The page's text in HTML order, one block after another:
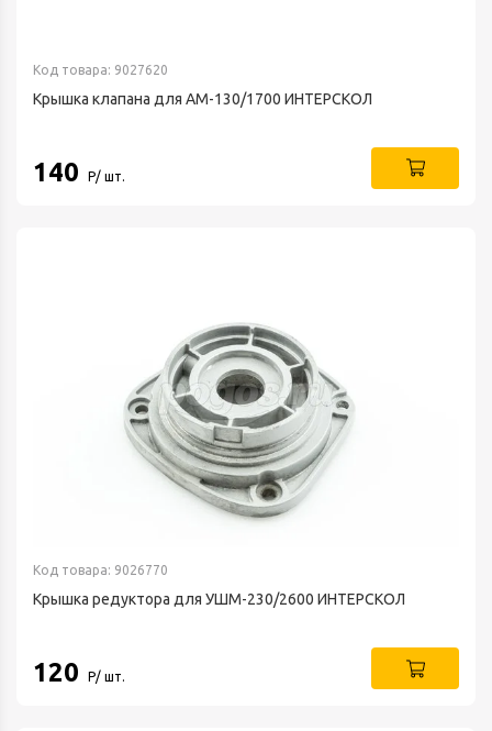
Код товара: 9027620
Крышка клапана для АМ-130/1700 ИНТЕРСКОЛ
140 Р/ шт.
Код товара: 9026770
Крышка редуктора для УШМ-230/2600 ИНТЕРСКОЛ
120 Р/ шт.